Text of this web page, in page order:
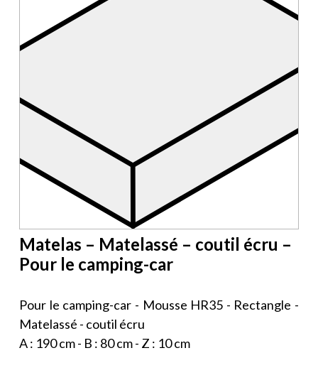
Matelas – Matelassé – coutil écru –
Pour le camping-car
Pour le camping-car - Mousse HR35 - Rectangle -
Matelassé - coutil écru
A : 190 cm - B : 80 cm - Z : 10 cm